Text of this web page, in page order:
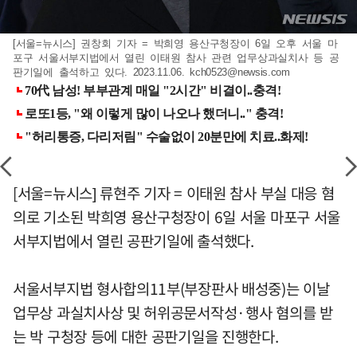
[서울=뉴시스] 권창회 기자 = 박희영 용산구청장이 6일 오후 서울 마
포구 서울서부지법에서 열린 이태원 참사 관련 업무상과실치사 등 공
판기일에 출석하고 있다. 2023.11.06. kch0523@newsis.com
[서울=뉴시스] 류현주 기자 = 이태원 참사 부실 대응 혐
의로 기소된 박희영 용산구청장이 6일 서울 마포구 서울
서부지법에서 열린 공판기일에 출석했다.
서울서부지법 형사합의11부(부장판사 배성중)는 이날
업무상 과실치사상 및 허위공문서작성·행사 혐의를 받
는 박 구청장 등에 대한 공판기일을 진행한다.